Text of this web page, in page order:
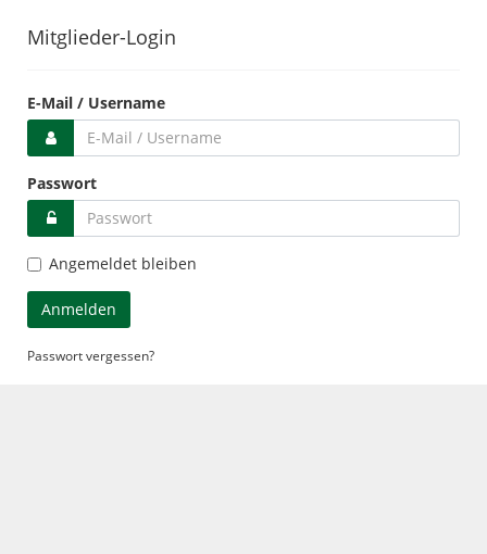
Mitglieder-Login
E-Mail / Username
Passwort
Angemeldet bleiben
Passwort vergessen?